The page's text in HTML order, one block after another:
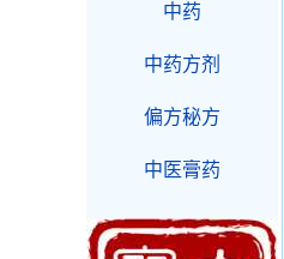
中药
中药方剂
偏方秘方
中医膏药